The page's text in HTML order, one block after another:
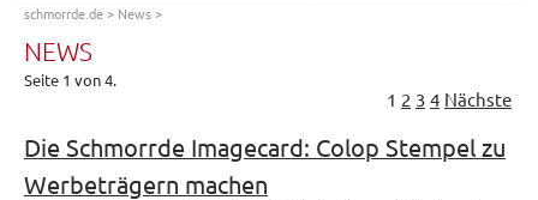
schmorrde.de> News>
NEWS
Seite 1 von 4.
1 2 3 4 Nächste
Die Schmorrde Imagecard: Colop Stempel zu
Werbeträgern machen